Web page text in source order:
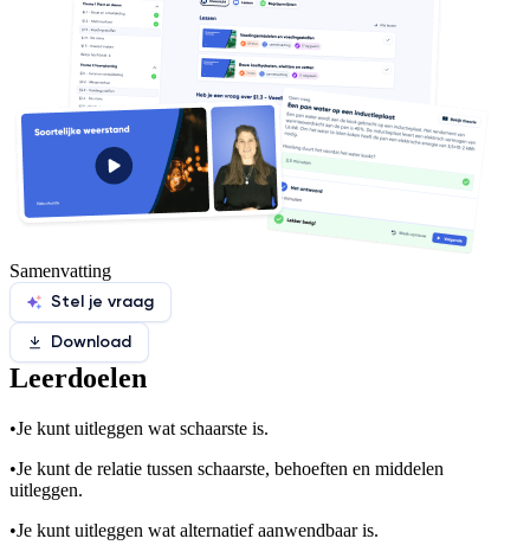
Samenvatting
Stel je vraag
Download
Leerdoelen
•Je kunt uitleggen wat schaarste is.
•Je kunt de relatie tussen schaarste, behoeften en middelen
uitleggen.
•Je kunt uitleggen wat alternatief aanwendbaar is.